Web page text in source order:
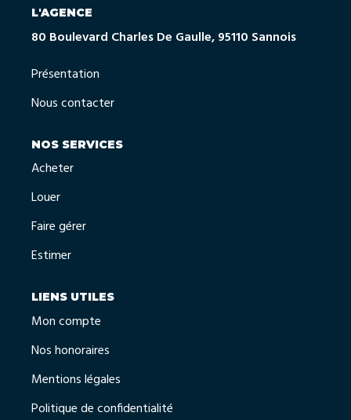
L'AGENCE
80 Boulevard Charles De Gaulle, 95110 Sannois
Présentation
Nous contacter
NOS SERVICES
Acheter
Louer
Faire gérer
Estimer
LIENS UTILES
Mon compte
Nos honoraires
Mentions légales
Politique de confidentialité